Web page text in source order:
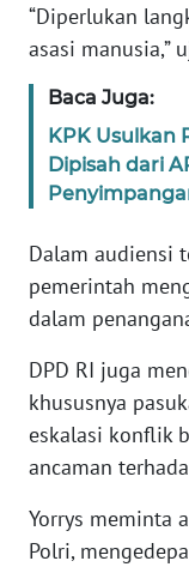
“Diperlukan
asasi manusia,”
Baca Juga:
KPK Usulkan
Dipisah dari
Dalam audiensi
pemerintah
dalam
DPD RI juga
khususnya
eskalasi konflik
ancaman
Yorrys meminta
Polri,
Wahana
News
WN
SUMUT
JAKARTA
JABAR
WN